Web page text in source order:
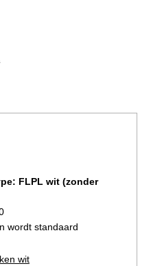
FLPL wit (zonder
wordt standaard
wit